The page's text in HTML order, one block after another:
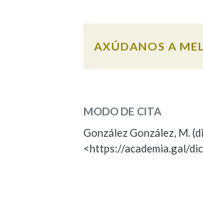
AXÚDANOS A
Observación
Nome
MODO DE CITA
González González, M.
<https://academia.gal/